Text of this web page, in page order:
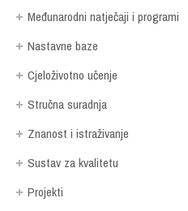
Međunarodni natječaji i programi
Nastavne baze
Cjeloživotno učenje
Stručna suradnja
Znanost i istraživanje
Sustav za kvalitetu
Projekti